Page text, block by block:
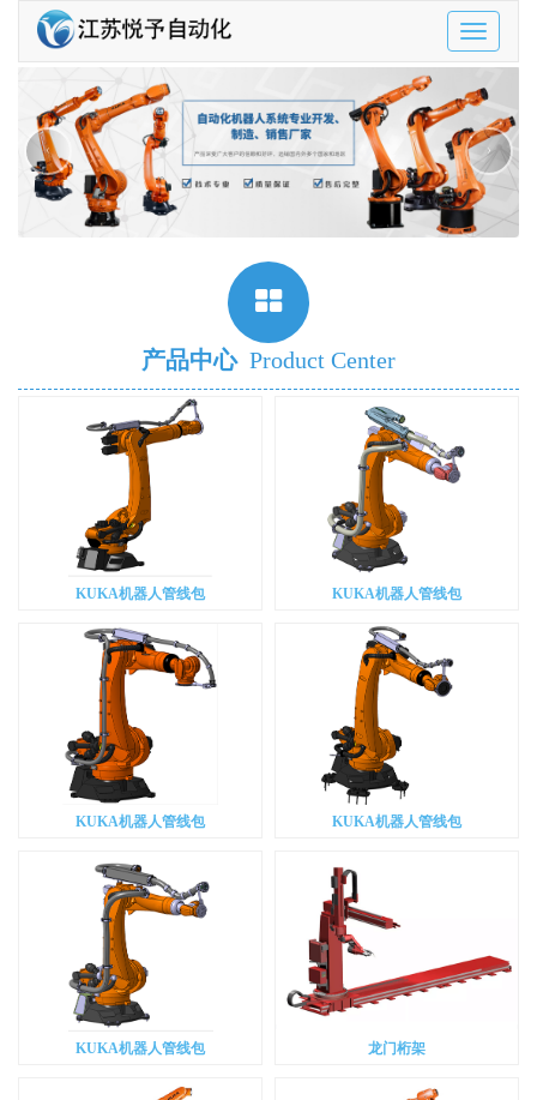
Toggle
‹ ›
产品中心 Product Center
KUKA机器人管线包 KUKA机器人管线包
KUKA机器人管线包 KUKA机器人管线包
KUKA机器人管线包 龙门桁架